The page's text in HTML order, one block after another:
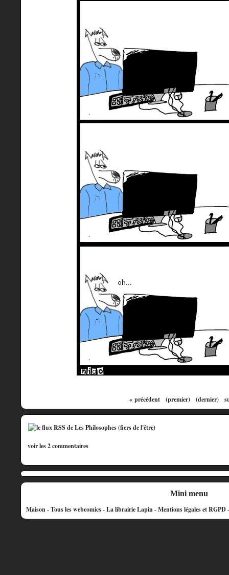
« précédent (premier) (dernier)
voir les 2 commentaires
Mini menu
Maison-Tous les webcomics-La librairie Lapin-Mentions légales et RGPD